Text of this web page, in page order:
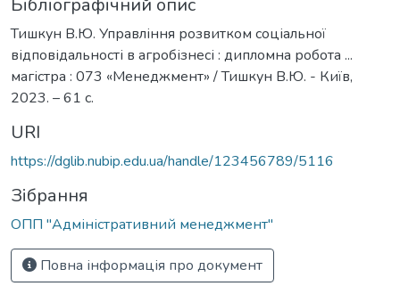
Тишкун В.Ю. Управління розвитком соціальної
відповідальності в агробізнесі : дипломна робота ...
магістра : 073 «Менеджмент» / Тишкун В.Ю. - Київ,
2023. – 61 с.
URI
https://dglib.nubip.edu.ua/handle/123456789/5116
Зібрання
ОПП "Адміністративний менеджмент"
Повна інформація про документ